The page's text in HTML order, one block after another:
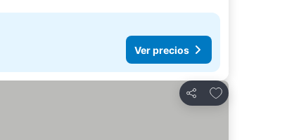
Ver precios
Compartir
Agregar a favoritos